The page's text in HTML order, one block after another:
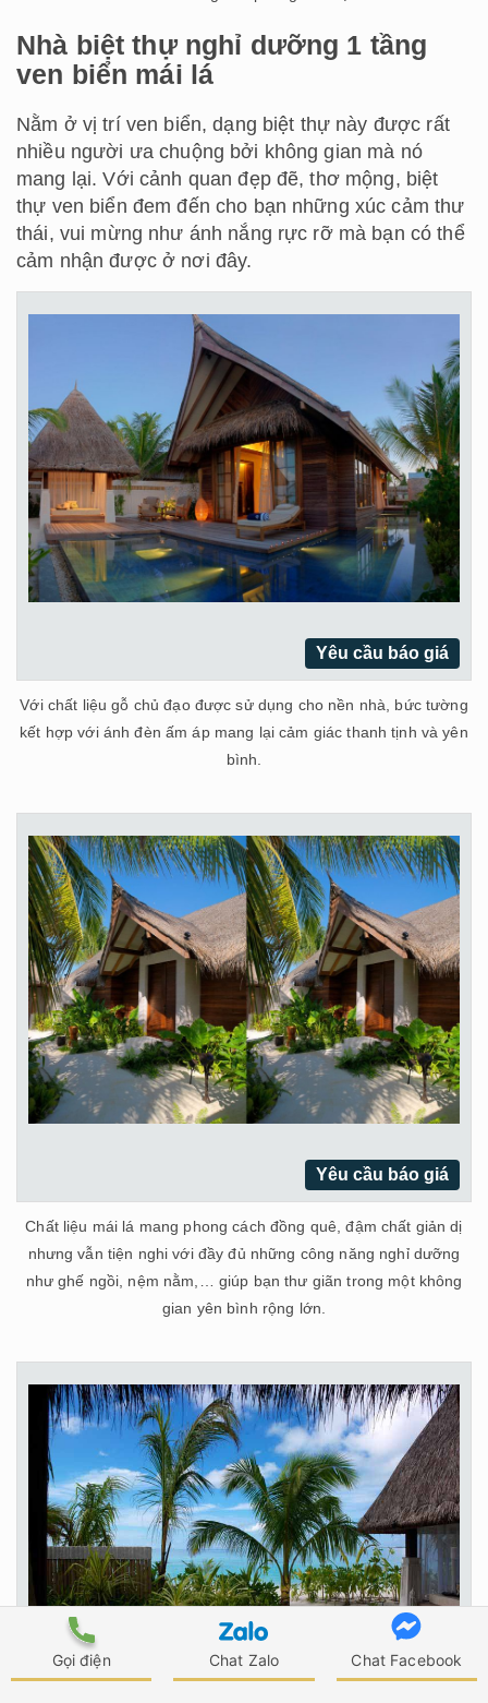
Gọi điện Chat Zalo Chat Facebook
Nhà biệt thự nghỉ dưỡng 1 tầng
ven biển mái lá
Nằm ở vị trí ven biển, dạng biệt thự này được rất
nhiều người ưa chuộng bởi không gian mà nó
mang lại. Với cảnh quan đẹp đẽ, thơ mộng, biệt
thự ven biển đem đến cho bạn những xúc cảm thư
thái, vui mừng như ánh nắng rực rỡ mà bạn có thể
cảm nhận được ở nơi đây.
Yêu cầu báo giá
Với chất liệu gỗ chủ đạo được sử dụng cho nền nhà, bức tường
kết hợp với ánh đèn ấm áp mang lại cảm giác thanh tịnh và yên
bình.
Yêu cầu báo giá
Chất liệu mái lá mang phong cách đồng quê, đậm chất giản dị
nhưng vẫn tiện nghi với đầy đủ những công năng nghỉ dưỡng
như ghế ngồi, nệm nằm,… giúp bạn thư giãn trong một không
gian yên bình rộng lớn.